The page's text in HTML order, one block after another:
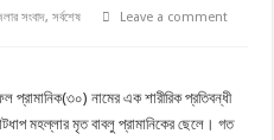
বিভিন্ন মহলের শ্রদ্ধা নিবেদন
প্রতি শ্রদ্ধান্জলি নিবেদন,মাগফিরাত কামনা
সংবাদ,সর্বশেষ
Leave a comment
প্রামানিক(৩০) নামের এক শারীরিক প্রতিবন্ধী
মহল্লার মৃত বাবলু প্রামানিকের ছেলে। গত